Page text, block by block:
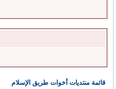
قائمة منتديات أخوات طريق الإسلام